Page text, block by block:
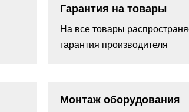
Гарантия на товары
На все товары
гарантия производителя
Монтаж оборудования